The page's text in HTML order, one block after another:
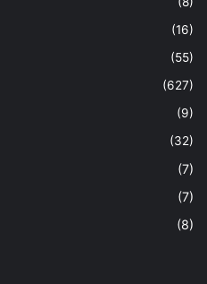
(16)
(55)
(627)
(9)
(32)
(7)
(7)
(8)